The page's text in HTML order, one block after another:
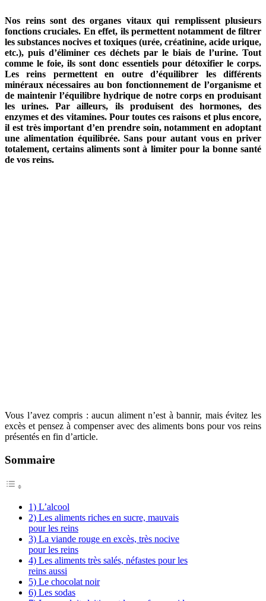
Nos reins sont des organes vitaux qui remplissent plusieurs
fonctions cruciales. En effet, ils permettent notamment de filtrer
les substances nocives et toxiques (urée, créatinine, acide urique,
etc.), puis d’éliminer ces déchets par le biais de l’urine. Tout
comme le foie, ils sont donc essentiels pour détoxifier le corps.
Les reins permettent en outre d’équilibrer les différents
minéraux nécessaires au bon fonctionnement de l’organisme et
de maintenir l’équilibre hydrique de notre corps en produisant
les urines. Par ailleurs, ils produisent des hormones, des
enzymes et des vitamines. Pour toutes ces raisons et plus encore,
il est très important d’en prendre soin, notamment en adoptant
une alimentation équilibrée. Sans pour autant vous en priver
totalement, certains aliments sont à limiter pour la bonne santé
de vos reins.
Vous l’avez compris : aucun aliment n’est à bannir, mais évitez les
excès et pensez à compenser avec des aliments bons pour vos reins
présentés en fin d’article.
Sommaire
1) L’alcool
2) Les aliments riches en sucre, mauvais
pour les reins
3) La viande rouge en excès, très nocive
pour les reins
4) Les aliments très salés, néfastes pour les
reins aussi
5) Le chocolat noir
6) Les sodas